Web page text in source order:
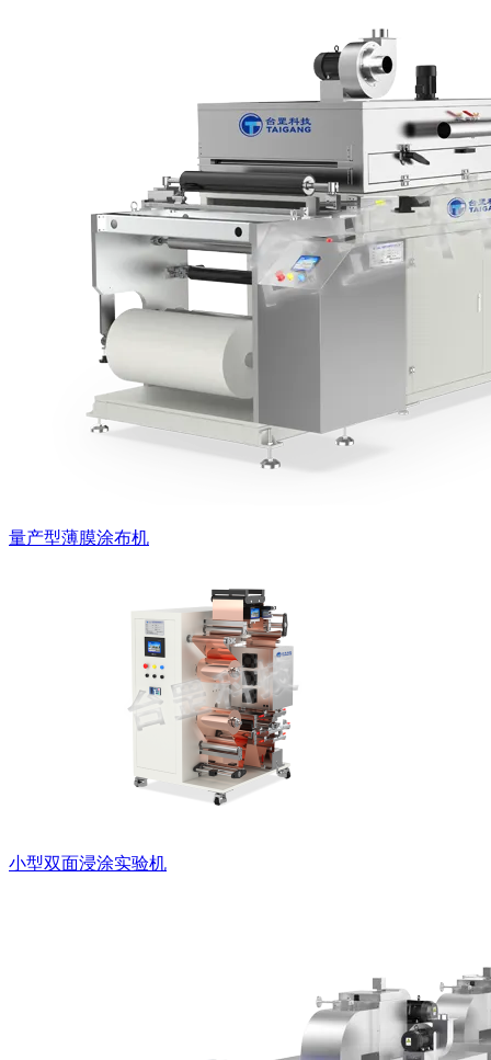
量产型薄膜涂布机
小型双面浸涂实验机